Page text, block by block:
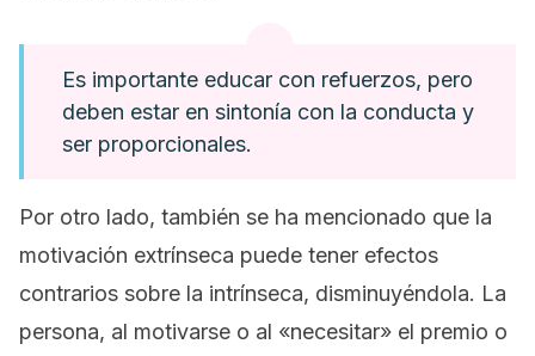
Es importante educar con refuerzos, pero
deben estar en sintonía con la conducta y
ser proporcionales.
Por otro lado, también se ha mencionado que la
motivación extrínseca puede tener efectos
contrarios sobre la intrínseca, disminuyéndola. La
persona, al motivarse o al «necesitar» el premio o